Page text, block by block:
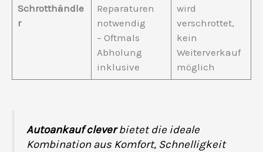
Schrotthändle
r
Reparaturen
notwendig
– Oftmals
Abholung
inklusive
wird
verschrottet,
kein
Weiterverkauf
möglich
Autoankauf cleverbietet die ideale
Kombination aus Komfort, Schnelligkeit